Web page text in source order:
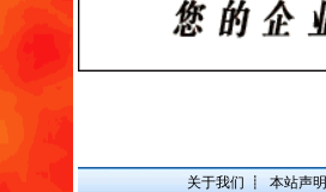
关于我们 ┋ 本站声明